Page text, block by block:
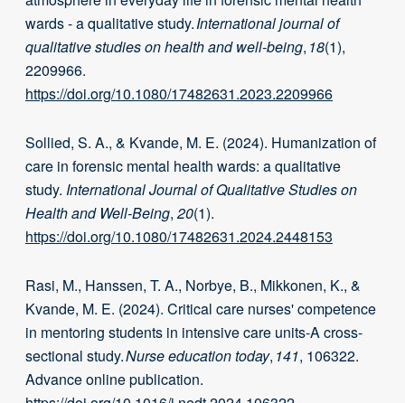
wards - a qualitative study.International journal of
qualitative studies on health and well-being, 18(1),
2209966.
https://doi.org/10.1080/17482631.2023.2209966
Sollied, S. A., & Kvande, M. E. (2024). Humanization of
care in forensic mental health wards: a qualitative
study. International Journal of Qualitative Studies on
Health and Well-Being,20(1).
https://doi.org/10.1080/17482631.2024.2448153
Rasi, M., Hanssen, T. A., Norbye, B., Mikkonen, K., &
Kvande, M. E. (2024). Critical care nurses' competence
in mentoring students in intensive care units-A cross-
sectional study.Nurse education today, 141, 106322.
Advance online publication.